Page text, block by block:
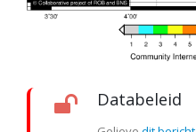
Databeleid